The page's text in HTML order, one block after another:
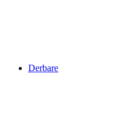
Derbare